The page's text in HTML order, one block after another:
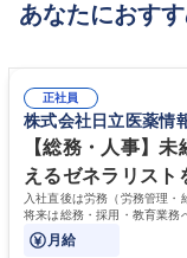
あなたにおす
正社員
株式会社日立医薬情
【総務・人事】
えるゼネラリスト
入社直後は労務（労務管理・
将来は総務・採用・教育業務
ます。
月給